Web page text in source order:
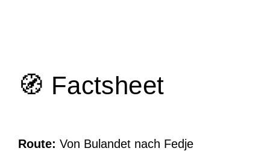
🧭 Factsheet
Route: Von Bulandet nach Fedje